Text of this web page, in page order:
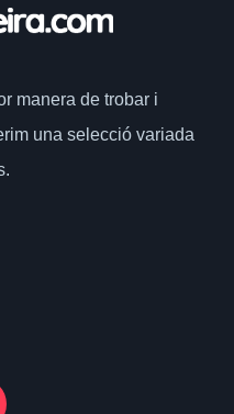
manera de trobar i
una selecció variada